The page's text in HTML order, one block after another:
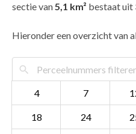
sectie van5,1 km² bestaat uit
Hieronder een overzicht van
4 7
18 24